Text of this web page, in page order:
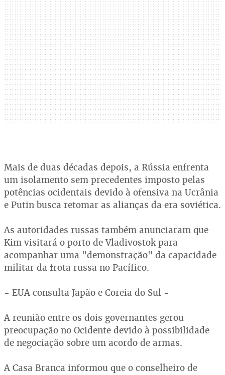
Mais de duas décadas depois, a Rússia enfrenta
um isolamento sem precedentes imposto pelas
potências ocidentais devido à ofensiva na Ucrânia
e Putin busca retomar as alianças da era soviética.
As autoridades russas também anunciaram que
Kim visitará o porto de Vladivostok para
acompanhar uma "demonstração" da capacidade
militar da frota russa no Pacífico.
- EUA consulta Japão e Coreia do Sul -
A reunião entre os dois governantes gerou
preocupação no Ocidente devido à possibilidade
de negociação sobre um acordo de armas.
A Casa Branca informou que o conselheiro de